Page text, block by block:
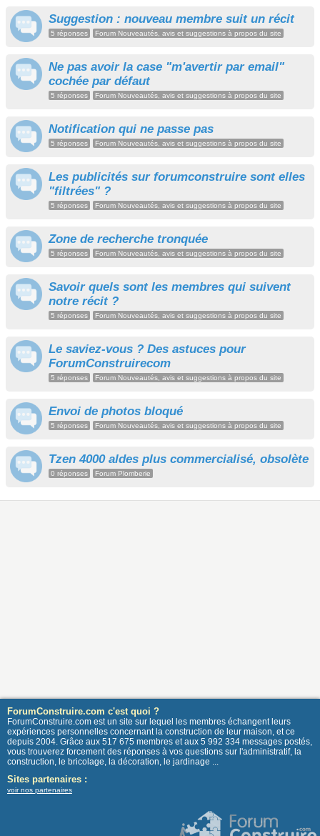
Suggestion : nouveau membre suit un récit
5 réponses Forum Nouveautés, avis et suggestions à propos du site
Ne pas avoir la case "m'avertir par email"
cochée par défaut
5 réponses Forum Nouveautés, avis et suggestions à propos du site
Notification qui ne passe pas
5 réponses Forum Nouveautés, avis et suggestions à propos du site
Les publicités sur forumconstruire sont elles
"filtrées" ?
5 réponses Forum Nouveautés, avis et suggestions à propos du site
Zone de recherche tronquée
5 réponses Forum Nouveautés, avis et suggestions à propos du site
Savoir quels sont les membres qui suivent
notre récit ?
5 réponses Forum Nouveautés, avis et suggestions à propos du site
Le saviez-vous ? Des astuces pour
ForumConstruirecom
5 réponses Forum Nouveautés, avis et suggestions à propos du site
Envoi de photos bloqué
5 réponses Forum Nouveautés, avis et suggestions à propos du site
Tzen 4000 aldes plus commercialisé, obsolète
0 réponses Forum Plomberie
ForumConstruire.com c'est quoi ?
ForumConstruire.com est un site sur lequel les membres échangent leurs
expériences personnelles concernant la construction de leur maison, et ce
depuis 2004. Grâce aux 517 675 membres et aux 5 992 334 messages postés,
vous trouverez forcement des réponses à vos questions sur l'administratif, la
construction, le bricolage, la décoration, le jardinage ...
Sites partenaires :
voir nos partenaires